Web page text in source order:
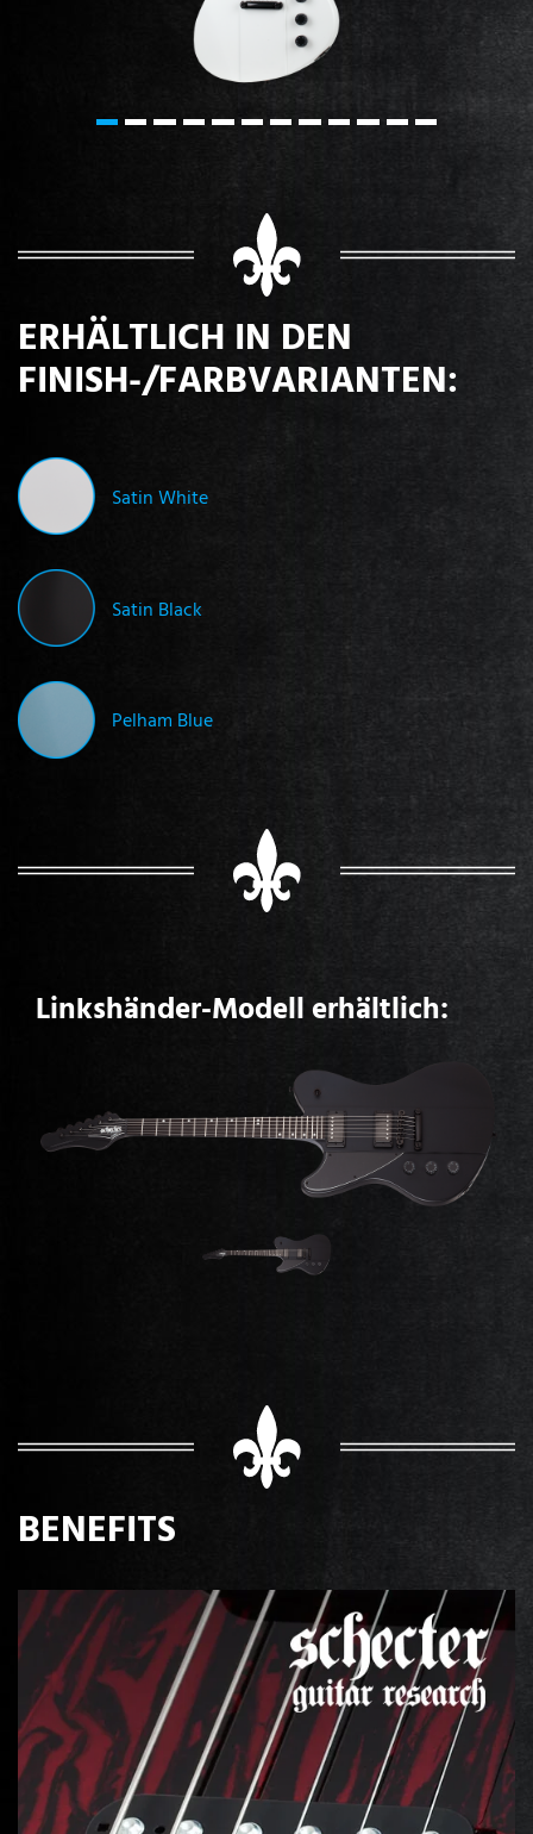
ERHÄLTLICH IN DEN
FINISH-/FARBVARIANTEN:
Satin White
Satin Black
Pelham Blue
Linkshänder-Modell erhältlich:
BENEFITS